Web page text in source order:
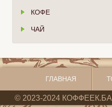
КОФЕ
ЧАЙ
ГЛАВНАЯ
© 2023-2024